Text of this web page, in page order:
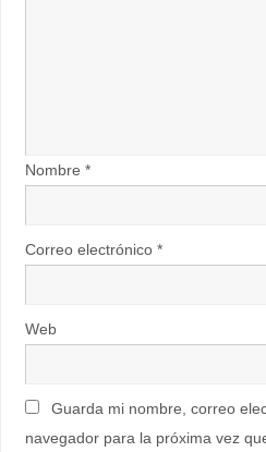
Nombre *
Correo electrónico *
Web
Guarda mi nombre, correo
navegador para la próxima vez